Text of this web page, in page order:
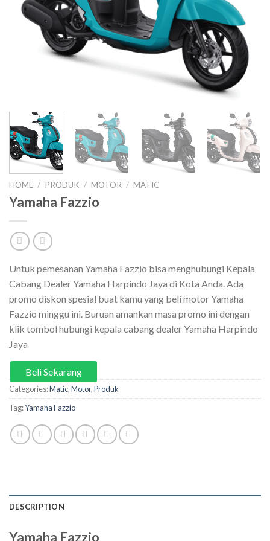
HOME / PRODUK / MOTOR / MATIC
Yamaha Fazzio
Untuk pemesanan Yamaha Fazzio bisa menghubungi Kepala
Cabang Dealer Yamaha Harpindo Jaya di Kota Anda. Ada
promo diskon spesial buat kamu yang beli motor Yamaha
Fazzio minggu ini. Buruan amankan masa promo ini dengan
klik tombol hubungi kepala cabang dealer Yamaha Harpindo
Jaya
Beli Sekarang
Categories:Matic,Motor,Produk
Tag:Yamaha Fazzio
DESCRIPTION
Yamaha Fazzio